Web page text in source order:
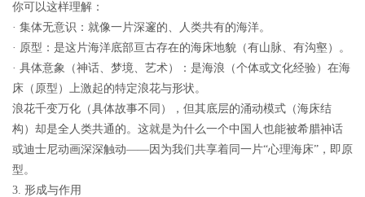
你可以这样理解：
· 集体无意识：就像一片深邃的、人类共有的海洋。
· 原型：是这片海洋底部亘古存在的海床地貌（有山脉、有沟壑）。
· 具体意象（神话、梦境、艺术）：是海浪（个体或文化经验）在海
床（原型）上激起的特定浪花与形状。
浪花千变万化（具体故事不同），但其底层的涌动模式（海床结
构）却是全人类共通的。这就是为什么一个中国人也能被希腊神话
或迪士尼动画深深触动——因为我们共享着同一片“心理海床”，即原
型。
3. 形成与作用